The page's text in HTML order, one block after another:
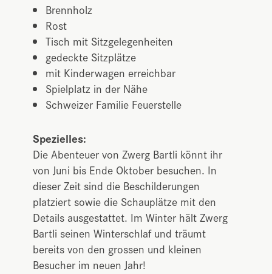
Brennholz
Rost
Tisch mit Sitzgelegenheiten
gedeckte Sitzplätze
mit Kinderwagen erreichbar
Spielplatz in der Nähe
Schweizer Familie Feuerstelle
Spezielles:
Die Abenteuer von Zwerg Bartli könnt ihr
von Juni bis Ende Oktober besuchen. In
dieser Zeit sind die Beschilderungen
platziert sowie die Schauplätze mit den
Details ausgestattet. Im Winter hält Zwerg
Bartli seinen Winterschlaf und träumt
bereits von den grossen und kleinen
Besucher im neuen Jahr!